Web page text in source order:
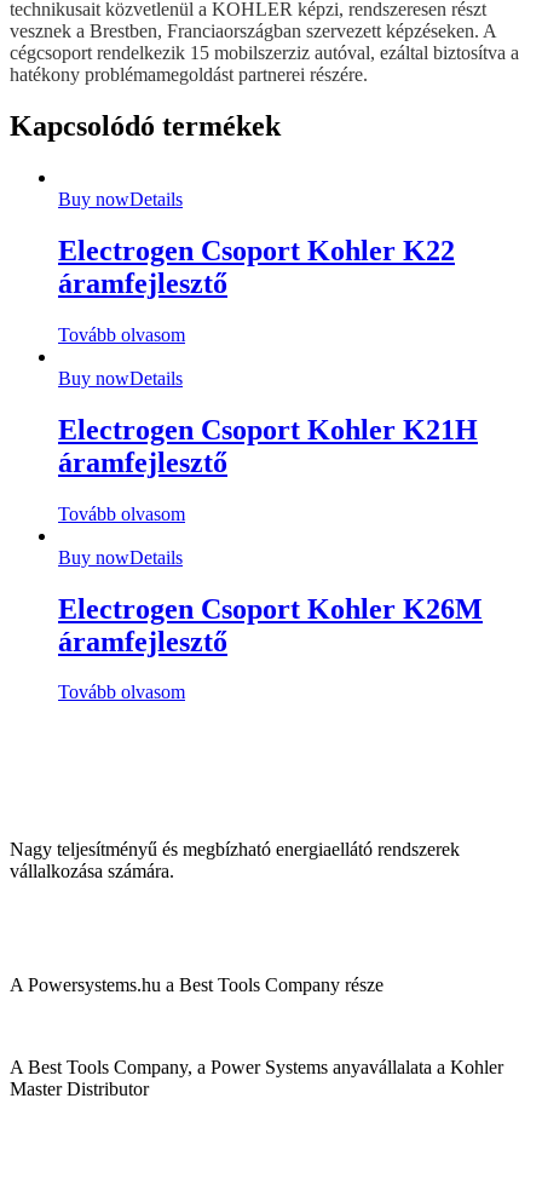
technikusait közvetlenül a KOHLER képzi, rendszeresen részt
vesznek a Brestben, Franciaországban szervezett képzéseken. A
cégcsoport rendelkezik 15 mobilszerziz autóval, ezáltal biztosítva a
hatékony problémamegoldást partnerei részére.
Kapcsolódó termékek
Buy nowDetails
Electrogen Csoport Kohler K22
áramfejlesztő
Tovább olvasom
Buy nowDetails
Electrogen Csoport Kohler K21H
áramfejlesztő
Tovább olvasom
Buy nowDetails
Electrogen Csoport Kohler K26M
áramfejlesztő
Tovább olvasom
Nagy teljesítményű és megbízható energiaellátó rendszerek
vállalkozása számára.
A Powersystems.hu a Best Tools Company része
A Best Tools Company, a Power Systems anyavállalata a Kohler
Master Distributor